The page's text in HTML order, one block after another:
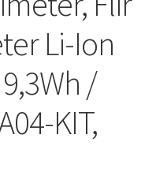
Li-Ion
/
KIT,